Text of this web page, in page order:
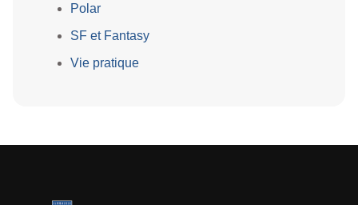
Polar
SF et Fantasy
Vie pratique